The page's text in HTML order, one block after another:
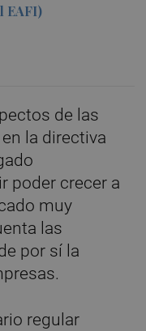
EAFI)
de las
la directiva
poder crecer a
muy
las
por sí la
regular